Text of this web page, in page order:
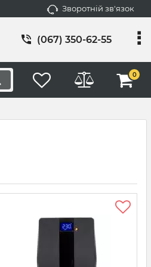
Зворотній зв'язок
(067) 350-62-55
0